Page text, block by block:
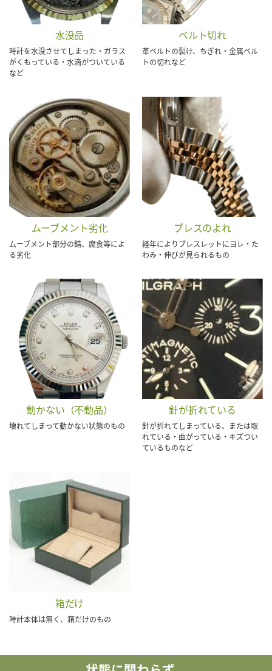
水没品
時計を水没させてしまった・ガラス
がくもっている・水滴がついている
など
ベルト切れ
革ベルトの裂け、ちぎれ・金属ベル
トの切れなど
ムーブメント劣化
ムーブメント部分の錆、腐食等によ
る劣化
ブレスのよれ
経年によりブレスレットにヨレ・た
わみ・伸びが見られるもの
動かない（不動品）
壊れてしまって動かない状態のもの
針が折れている
針が折れてしまっている、または取
れている・曲がっている・キズつい
ているものなど
箱だけ
時計本体は無く、箱だけのもの